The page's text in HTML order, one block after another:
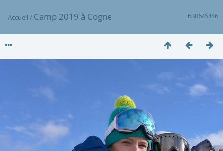
6306/6346
Accueil / Camp 2019 à Cogne